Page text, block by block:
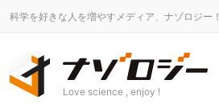
科学を好きな人を増やすメディア、ナゾロジー！
Love science , enjoy !